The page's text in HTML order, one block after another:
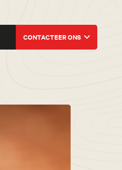
CONTACTEER ONS